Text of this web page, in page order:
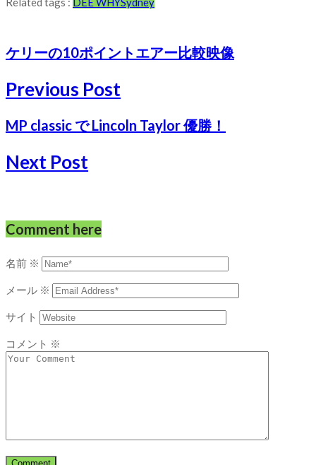
ケリーの10ポイントエアー比較映像
Previous Post
MP classic で Lincoln Taylor 優勝！
Next Post
Comment here
名前 ※
メール ※
サイト
コメント ※